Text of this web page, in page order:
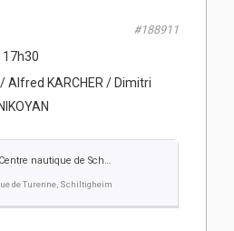
#188911
Alfred KARCHER / Dimitri
Centre nautique de Schiltigheim
de Turenne, Schiltigheim